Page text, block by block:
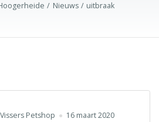
Nieuws uitbraak
Vissers Petshop 16 maart 2020